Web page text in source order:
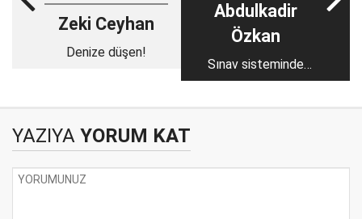
Zeki Ceyhan
Denize düşen!
Abdulkadir
Özkan
Sınav sisteminde
belirsizlik sürerken!..
YAZIYA YORUM KAT